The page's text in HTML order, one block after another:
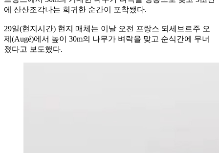
에 산산조각나는 희귀한 순간이 포착됐다.
29일(현지시간) 현지 매체는 이날 오전 프랑스 되세브르주 오
제(Augé)에서 높이 30m의 나무가 벼락을 맞고 순식간에 무너
졌다고 보도했다.